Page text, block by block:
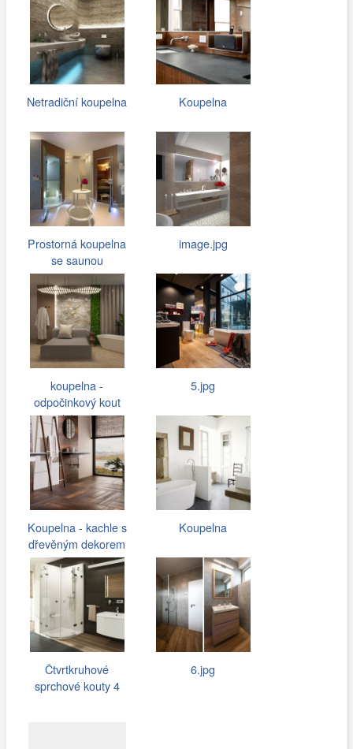
Netradiční koupelna Koupelna
Prostorná koupelna
se saunou
image.jpg
koupelna -
odpočinkový kout
(1).jpg
5.jpg
Koupelna - kachle s
dřevěným dekorem
Koupelna
Čtvrtkruhové
sprchové kouty 4
6.jpg